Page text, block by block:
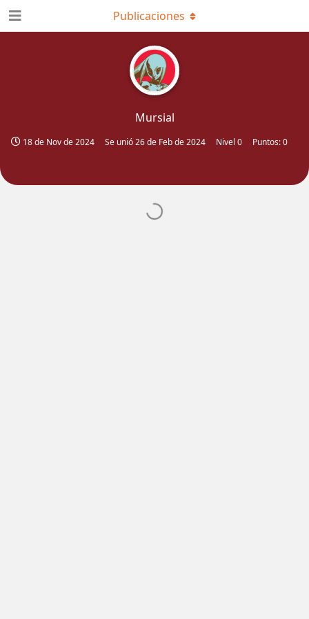
Mursial
18 de Nov de 2024 Se unió26 de Feb de 2024 Nivel 0 Puntos: 0
Publicaciones